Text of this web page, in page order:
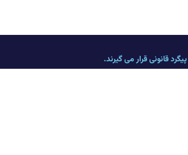
قانونی قرار می گیرند.